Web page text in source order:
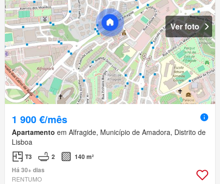
Ver foto
1 900 €/mês
Apartamento em Alfragide, Município de Amadora, Distrito de
Lisboa
T3 2
140 m²
Há 30+ dias
RENTUMO